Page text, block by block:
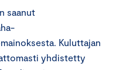
saanut
Kuluttajan
yhdistetty